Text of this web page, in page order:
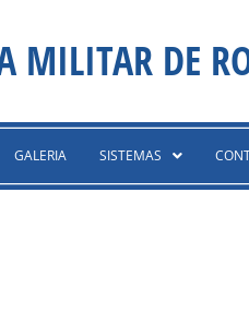
MILITAR DE
GALERIA SISTEMAS